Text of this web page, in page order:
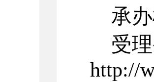
承
受
http://